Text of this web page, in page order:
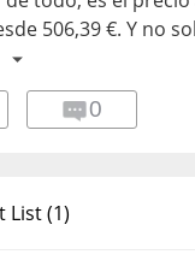
506,39 €. Y no
los cuales
productos
0
List (1)